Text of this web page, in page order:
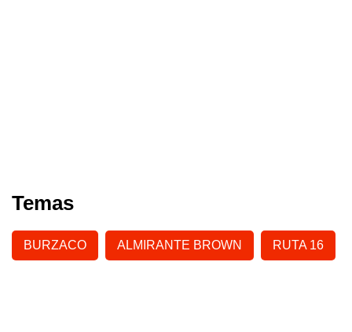
Temas
BURZACO ALMIRANTE BROWN RUTA 16